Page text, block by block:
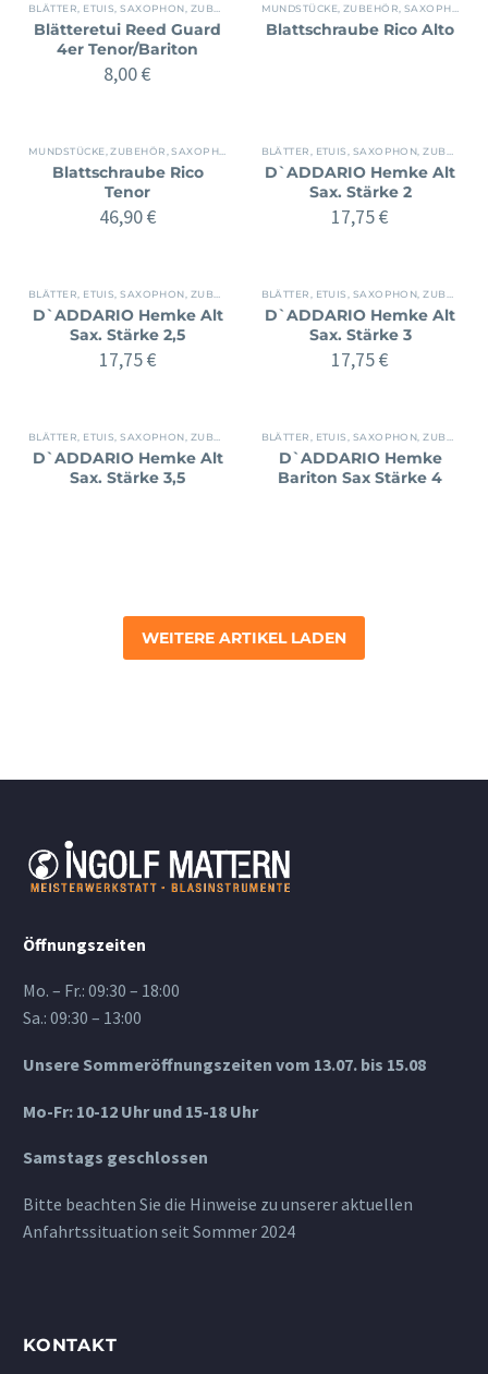
BLÄTTER, ETUIS ,SAXOPHON ZUBEHÖR
Blätteretui Reed Guard
4er Tenor/Bariton
8,00€
MUNDSTÜCKE, ZUBEHÖR SAXOPHON
Blattschraube Rico Alto
MUNDSTÜCKE, ZUBEHÖR ,SAXOPHON ZUBEHÖR
Blattschraube Rico
Tenor
46,90€
BLÄTTER, ETUIS SAXOPHON ,ZUBEHÖR
D`ADDARIO Hemke Alt
Sax. Stärke 2
17,75€
BLÄTTER, ETUIS ,SAXOPHON ZUBEHÖR
D`ADDARIO Hemke Alt
Sax. Stärke 2,5
17,75€
BLÄTTER, ETUIS SAXOPHON ,ZUBEHÖR
D`ADDARIO Hemke Alt
Sax. Stärke 3
17,75€
BLÄTTER, ETUIS ,SAXOPHON ZUBEHÖR
D`ADDARIO Hemke Alt
Sax. Stärke 3,5
BLÄTTER, ETUIS SAXOPHON ,ZUBEHÖR
D`ADDARIO Hemke
Bariton Sax Stärke 4
WEITERE ARTIKEL LADEN
Öffnungszeiten
Mo. – Fr.: 09:30 – 18:00
Sa.: 09:30 – 13:00
Unsere Sommeröffnungszeiten vom 13.07. bis 15.08
Mo-Fr: 10-12 Uhr und 15-18 Uhr
Samstags geschlossen
Bitte beachten Sie die Hinweise zu unserer aktuellen
Anfahrtssituation seit Sommer 2024
KONTAKT